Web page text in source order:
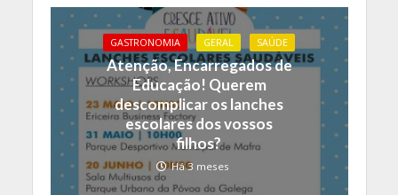
GASTRONOMIA GERAL SAÚDE
Atenção, Encarregados de
Educação! Querem
descomplicar os lanches
escolares dos vossos
filhos?
Há 3 meses